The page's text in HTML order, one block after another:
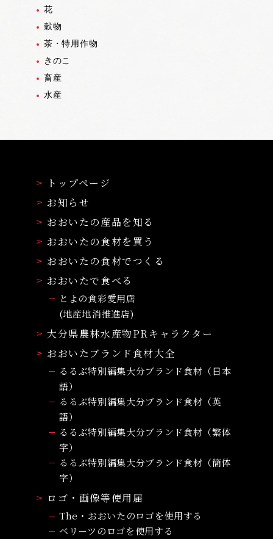
花
穀物
茶・特用作物
きのこ
畜産
水産
トップページ
お知らせ
おおいたの産品を知る
おおいたの食材を買う
おおいたの食材でつくる
おおいたで食べる
とよの食彩愛用店
(地産地消推進店)
大分県農林水産物PRキャラクター
おおいたブランド食材大全
るるぶ特別編集大分ブランド食材（日本
語）
るるぶ特別編集大分ブランド食材（英
語）
るるぶ特別編集大分ブランド食材（繁体
字）
るるぶ特別編集大分ブランド食材（簡体
字）
ロゴ・画像等使用届
The・おおいたのロゴを使用する
ベリーツのロゴを使用する